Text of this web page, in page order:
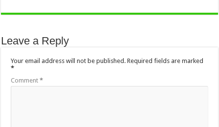
Leave a Reply
Your email address will not be published. Required fields are marked
*
Comment*